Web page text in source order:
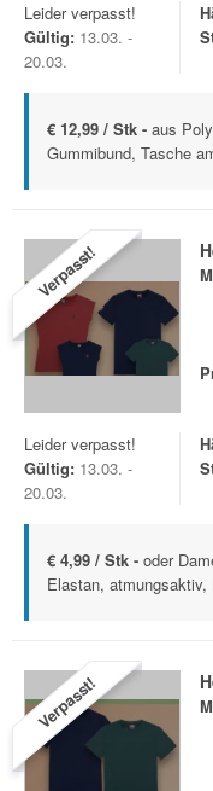
Leider verpasst!
Gültig: 13.03. -
20.03.
€ 12,99 / Stk - aus
Gummibund, Tasche
Verpasst!
Leider verpasst!
Gültig: 13.03. -
20.03.
€ 4,99 / Stk - oder
Elastan, atmungsaktiv,
Verpasst!